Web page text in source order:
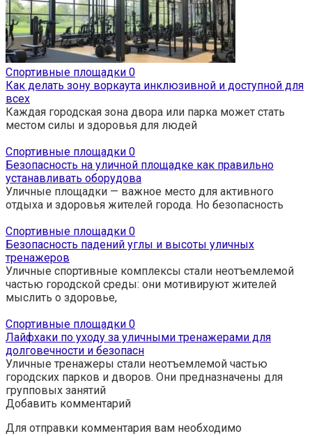
Спортивные площадки 0
Как делать зону воркаута инклюзивной и доступной для
всех
Каждая городская зона двора или парка может стать
местом силы и здоровья для людей
Спортивные площадки 0
Безопасность на уличной площадке как правильно
устанавливать оборудова
Уличные площадки — важное место для активного
отдыха и здоровья жителей города. Но безопасность
Спортивные площадки 0
Безопасность падений углы и высоты уличных
тренажеров
Уличные спортивные комплексы стали неотъемлемой
частью городской среды: они мотивируют жителей
мыcлить о здоровье,
Спортивные площадки 0
Лайфхаки по уходу за уличными тренажерами для
долговечности и безопасн
Уличные тренажеры стали неотъемлемой частью
городских парков и дворов. Они предназначены для
групповых занятий
Добавить комментарий
Для отправки комментария вам необходимо